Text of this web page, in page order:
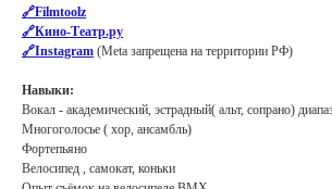
🔗Filmtoolz
🔗Кино-Театр.ру
🔗Instagram (Meta запрещена на территории РФ)
Навыки:
Вокал - академический, эстрадный( альт, сопрано)
Многоголосье ( хор, ансамбль)
Фортепьяно
Велосипед , самокат, коньки